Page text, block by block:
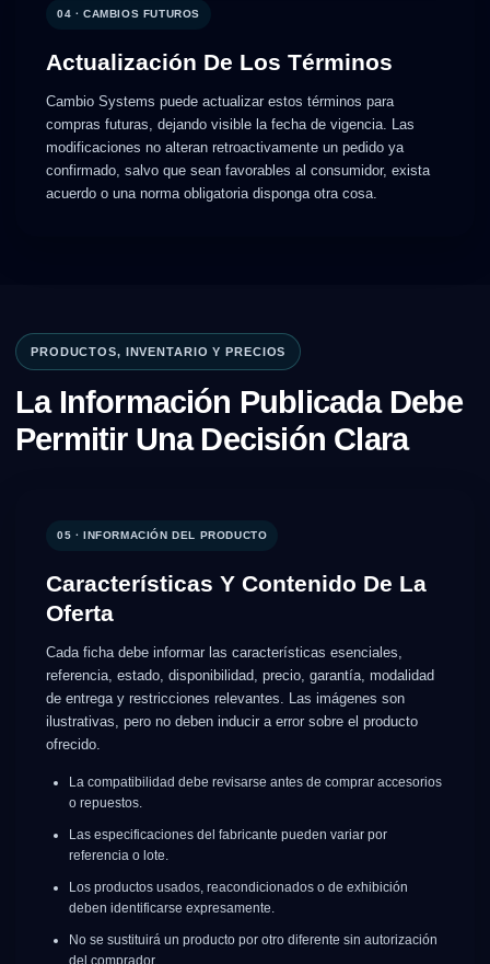
04 · CAMBIOS FUTUROS
Actualización De Los Términos
Cambio Systems puede actualizar estos términos para
compras futuras, dejando visible la fecha de vigencia. Las
modificaciones no alteran retroactivamente un pedido ya
confirmado, salvo que sean favorables al consumidor, exista
acuerdo o una norma obligatoria disponga otra cosa.
PRODUCTOS, INVENTARIO Y PRECIOS
La Información Publicada Debe
Permitir Una Decisión Clara
05 · INFORMACIÓN DEL PRODUCTO
Características Y Contenido De La
Oferta
Cada ficha debe informar las características esenciales,
referencia, estado, disponibilidad, precio, garantía, modalidad
de entrega y restricciones relevantes. Las imágenes son
ilustrativas, pero no deben inducir a error sobre el producto
ofrecido.
La compatibilidad debe revisarse antes de comprar accesorios
o repuestos.
Las especificaciones del fabricante pueden variar por
referencia o lote.
Los productos usados, reacondicionados o de exhibición
deben identificarse expresamente.
No se sustituirá un producto por otro diferente sin autorización
del comprador.